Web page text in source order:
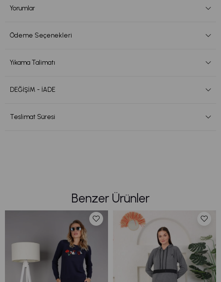
Yorumlar
Ödeme Seçenekleri
Yıkama Talimatı
DEĞİŞİM - İADE
Teslimat Süresi
Benzer Ürünler